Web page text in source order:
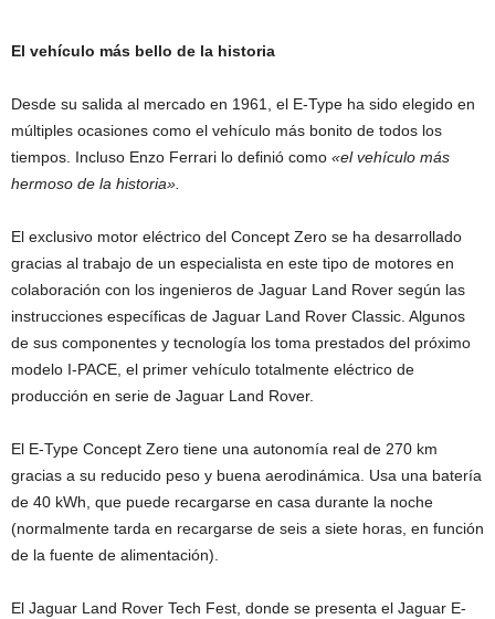
El vehículo más bello de la historia
Desde su salida al mercado en 1961, el E-Type ha sido elegido en
múltiples ocasiones como el vehículo más bonito de todos los
tiempos. Incluso Enzo Ferrari lo definió como «el vehículo más
hermoso de la historia».
El exclusivo motor eléctrico del Concept Zero se ha desarrollado
gracias al trabajo de un especialista en este tipo de motores en
colaboración con los ingenieros de Jaguar Land Rover según las
instrucciones específicas de Jaguar Land Rover Classic. Algunos
de sus componentes y tecnología los toma prestados del próximo
modelo I-PACE, el primer vehículo totalmente eléctrico de
producción en serie de Jaguar Land Rover.
El E-Type Concept Zero tiene una autonomía real de 270 km
gracias a su reducido peso y buena aerodinámica. Usa una batería
de 40 kWh, que puede recargarse en casa durante la noche
(normalmente tarda en recargarse de seis a siete horas, en función
de la fuente de alimentación).
El Jaguar Land Rover Tech Fest, donde se presenta el Jaguar E-